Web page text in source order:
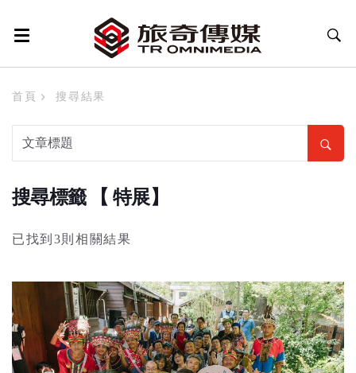
首頁 搜尋結果
搜尋標籤 【 特展】
已找到3則相關結果